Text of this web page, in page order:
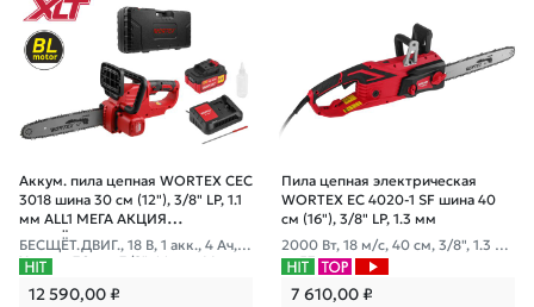
Аккум. пила цепная WORTEX CEC
3018 шина 30 см (12"), 3/8" LP, 1.1
мм ALL1 МЕГА АКЦИЯ
БЕСЩЁТ.ДВИГ., 1
БЕСЩЁТ.ДВИГ., 18 В, 1 акк., 4 Ач, З
У, шина 30 см, 3/8", 1.1 мм, 44 звен
а; автосмазка
12 590,00₽
Пила цепная электрическая
WORTEX EC 4020-1 SF шина 40
см (16"), 3/8" LP, 1.3 мм
2000 Вт, 18 м/с, 40 см, 3/8", 1.3 м
м, 57 звеньев, автосмазка, продо
л.располож-е двигателя
7 610,00₽